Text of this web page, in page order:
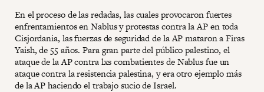
En el proceso de las redadas, las cuales provocaron fuertes
enfrentamientos en Nablus y protestas contra la AP en toda
Cisjordania, las fuerzas de seguridad de la AP mataron a Firas
Yaish, de 55 años. Para gran parte del público palestino, el
ataque de la AP contra lxs combatientes de Nablus fue un
ataque contra la resistencia palestina, y era otro ejemplo más
de la AP haciendo el trabajo sucio de Israel.